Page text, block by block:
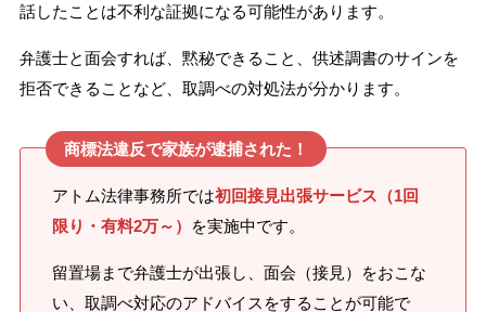
話したことは不利な証拠になる可能性があります。
弁護士と面会すれば、黙秘できること、供述調書のサインを
拒否できることなど、取調べの対処法が分かります。
商標法違反で家族が逮捕された！
アトム法律事務所では初回接見出張サービス（1回
限り・有料2万～）
を実施中です。
留置場まで弁護士が出張し、面会（接見）をおこな
い、取調べ対応のアドバイスをすることが可能で